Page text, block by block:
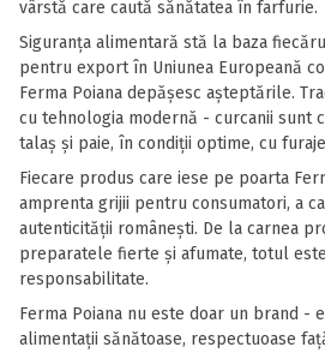
vârstă care caută sănătatea în farfurie.
Siguranța alimentară stă la baza
pentru export în Uniunea Europeană
Ferma Poiana depășesc așteptările.
cu tehnologia modernă - curcanii sunt
talaș și paie, în condiții optime, cu
Fiecare produs care iese pe poarta
amprenta grijii pentru consumatori, a
autenticității românești. De la carnea
preparatele fierte și afumate, totul
responsabilitate.
Ferma Poiana nu este doar un brand -
alimentații sănătoase, respectuoase